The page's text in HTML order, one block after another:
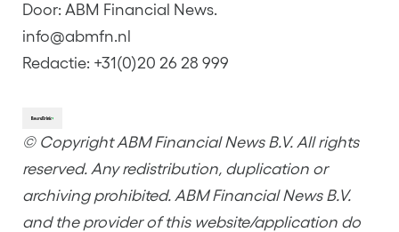
Door: ABM Financial News.
info@abmfn.nl
Redactie: +31(0)20 26 28 999
© Copyright ABM Financial News B.V. All rights
reserved. Any redistribution, duplication or
archiving prohibited. ABM Financial News B.V.
and the provider of this website/application do